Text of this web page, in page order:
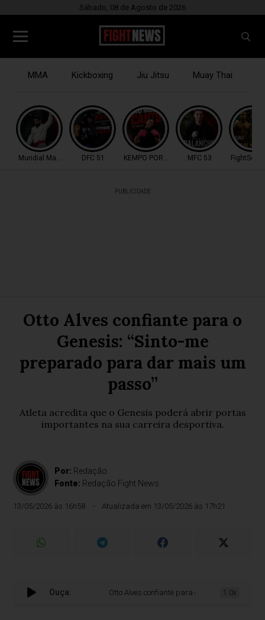
Sábado, 08 de Agosto de 2026
MMA Kickboxing Jiu Jitsu Muay Thai
Mundial Master IBJJFDFC 51 KEMPO PORTUGAL MFC 53
PUBLICIDADE
Otto Alves confiante para o
Genesis: “Sinto-me
preparado para dar mais um
passo”
Atleta acredita que o Genesis poderá abrir portas
importantes na sua carreira desportiva.
Por: Redação
Fonte: Redação Fight News
13/05/2026 às 16h58 Atualizada em 13/05/2026 às 17h21
Ouça: Otto Alves confiante para o Genesis: “Sinto-
1.0x